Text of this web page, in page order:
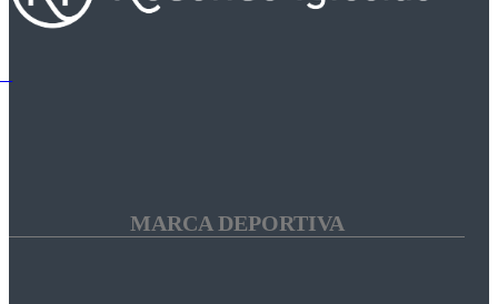
MARCA DEPORTIVA